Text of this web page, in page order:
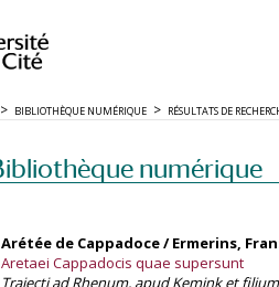
BIBLIOTHÈQUE NUMÉRIQUE RÉSULTATS DE
numérique
Arétée de Cappadoce / Ermerins,
Aretaei Cappadocis quae supersunt
Trajecti ad Rhenum, apud Kemink et